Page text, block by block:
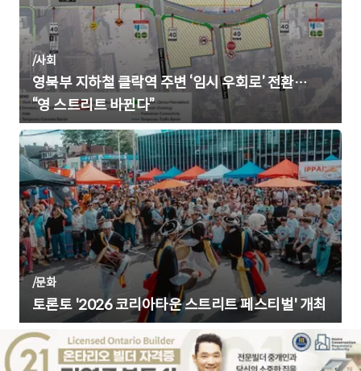
/사회
영북부 지하철 클락역 주변 ‘임시 우회로’ 전환…
“영 스트리트 바뀐다”
/문화
토론토 '2026 코리아타운 스트리트 페스티벌' 개최